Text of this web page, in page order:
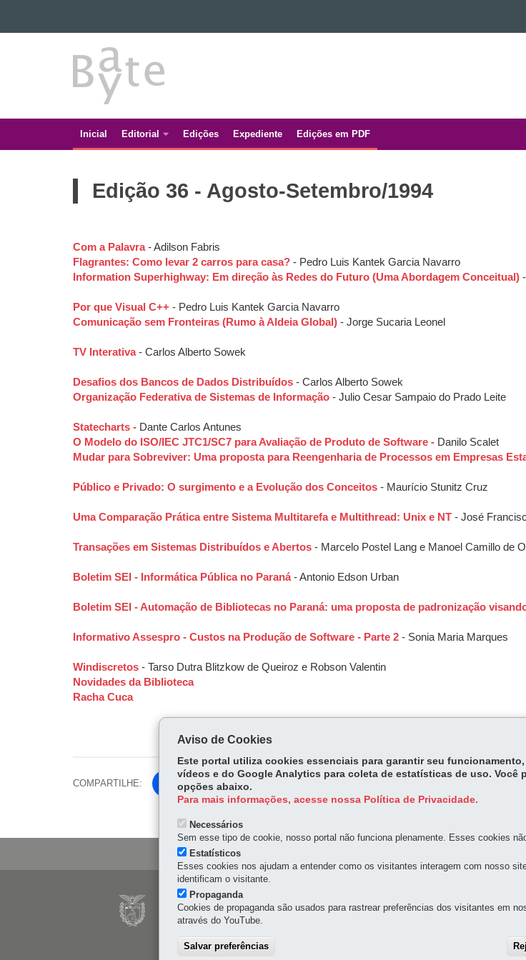
Ir para a navegação
Ir para a busca
BATE
BYTE
Navegação
Inicial Editorial Edições Expediente Edições em PDF
Edição 36 - Agosto-Setembro/1994
Com a Palavra- Adilson Fabris
Flagrantes: Como levar 2 carros para casa? - Pedro Luis Kantek Garcia Navarro
Information Superhighway: Em direção às Redes do Futuro (Uma Abordagem Conceitual)
Por que Visual C++ - Pedro Luis Kantek Garcia Navarro
Comunicação sem Fronteiras (Rumo à Aldeia Global) - Jorge Sucaria Leonel
TV Interativa- Carlos Alberto Sowek
Desafios dos Bancos de Dados Distribuídos - Carlos Alberto Sowek
Organização Federativa de Sistemas de Informação - Julio Cesar Sampaio do Prado Leite
Statecharts - Dante Carlos Antunes
O Modelo do ISO/IEC JTC1/SC7 para Avaliação de Produto de Software - Danilo Scalet
Mudar para Sobreviver: Uma proposta para Reengenharia de Processos em Empresas
Público e Privado: O surgimento e a Evolução dos Conceitos - Maurício Stunitz Cruz
Uma Comparação Prática entre Sistema Multitarefa e Multithread: Unix e NT - José
Transações em Sistemas Distribuídos e Abertos - Marcelo Postel Lang e Manoel Camillo de
Boletim SEI - Informática Pública no Paraná- Antonio Edson Urban
Boletim SEI - Automação de Bibliotecas no Paraná: uma proposta de padronização
Informativo Assespro - Custos na Produção de Software - Parte 2 - Sonia Maria Marques
Windiscretos - Tarso Dutra Blitzkow de Queiroz e Robson Valentin
Novidades da Biblioteca
Racha Cuca
COMPARTILHE:
Fa
ce
bo
ok
itt
Navegação
principal
CELEPAR
Rua Mateus Leme, 1561 - Bom Retiro
41 3200-5000
Aviso de Cookies
Este portal utiliza cookies essenciais para garantir seu
vídeos e do Google Analytics para coleta de estatísticas de uso.
opções abaixo.
Para mais informações, acesse nossa Política de Privacidade.
Necessários
Sem esse tipo de cookie, nosso portal não funciona plenamente. Esses cookies
Estatísticos
Esses cookies nos ajudam a entender como os visitantes interagem com nosso
identificam o visitante.
Propaganda
Cookies de propaganda são usados para rastrear preferências dos visitantes em
através do YouTube.
Salvar preferências